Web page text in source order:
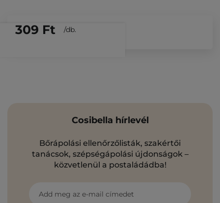
309 Ft /db.
Cosibella hírlevél
Bőrápolási ellenőrzőlisták, szakértői
tanácsok, szépségápolási újdonságok –
közvetlenül a postaládádba!
Add meg az e-mail címedet